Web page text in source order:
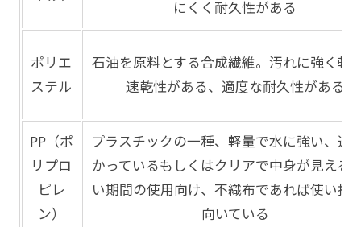
にくく耐久性がある
ポリエ
ステル
石油を原料とする合成繊維。汚れに強く軽
速乾性がある、適度な耐久性がある
PP（ポ
リプロ
ピレ
ン）
プラスチックの一種、軽量で水に強い、透
かっているもしくはクリアで中身が見える
い期間の使用向け、不織布であれば使い捨
向いている